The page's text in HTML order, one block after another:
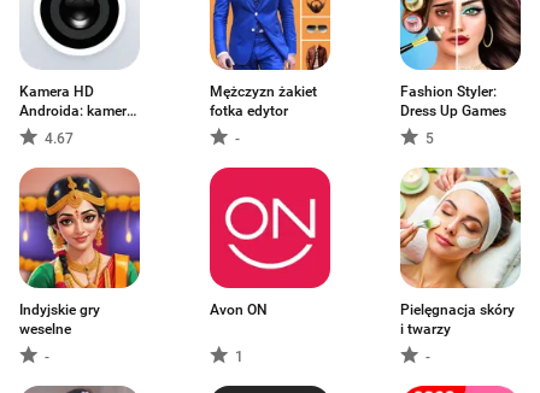
Kamera HD
Androida: kamera
4K 4.67
Mężczyzn żakiet
fotka edytor
-
Fashion Styler:
Dress Up Games
5
Indyjskie gry
weselne
-
Avon ON
1
Pielęgnacja skóry
i twarzy
-